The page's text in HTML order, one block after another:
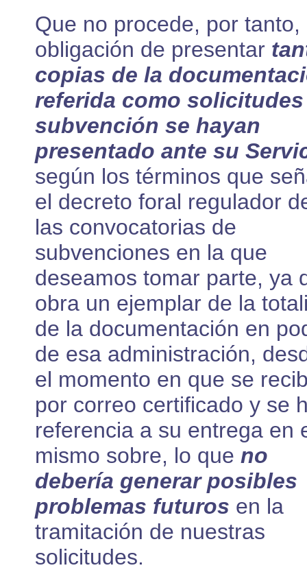
Que no procede, por tanto,
obligación de presentar
copias de la
referida como
subvención se hayan
presentado ante su
según los términos que
el decreto foral regulador
las convocatorias de
subvenciones en la que
deseamos tomar parte, ya
obra un ejemplar de la
de la documentación en
de esa administración,
el momento en que se
por correo certificado y se
referencia a su entrega en
mismo sobre, lo que no
debería generar posibles
problemas futuros en la
tramitación de nuestras
solicitudes.